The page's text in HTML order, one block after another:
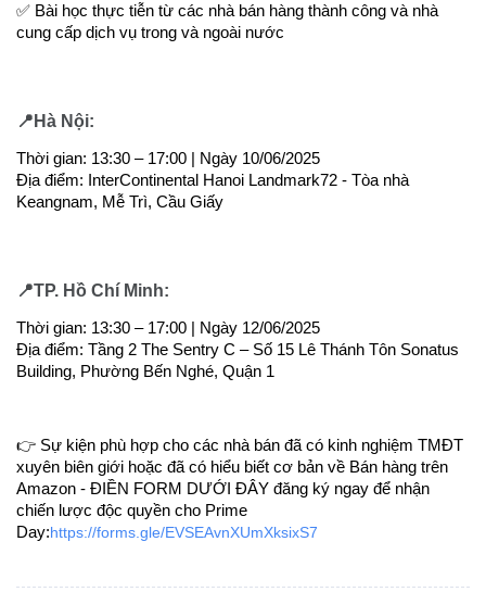
✅ Bài học thực tiễn từ các nhà bán hàng thành công và nhà
cung cấp dịch vụ trong và ngoài nước
📍Hà Nội:
Thời gian: 13:30 – 17:00 | Ngày 10/06/2025
Địa điểm: InterContinental Hanoi Landmark72 - Tòa nhà
Keangnam, Mễ Trì, Cầu Giấy
📍TP. Hồ Chí Minh:
Thời gian: 13:30 – 17:00 | Ngày 12/06/2025
Địa điểm: Tầng 2 The Sentry C – Số 15 Lê Thánh Tôn Sonatus
Building, Phường Bến Nghé, Quận 1
👉 Sự kiện phù hợp cho các nhà bán đã có kinh nghiệm TMĐT
xuyên biên giới hoặc đã có hiểu biết cơ bản về Bán hàng trên
Amazon - ĐIỀN FORM DƯỚI ĐÂY đăng ký ngay để nhận
chiến lược độc quyền cho Prime
Day:https://forms.gle/EVSEAvnXUmXksixS7